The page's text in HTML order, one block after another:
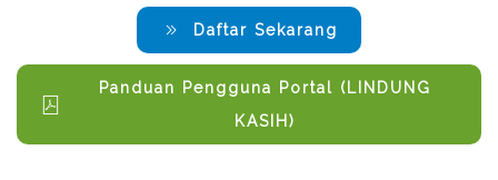
Daftar Sekarang
Panduan Pengguna Portal (LINDUNG
KASIH)